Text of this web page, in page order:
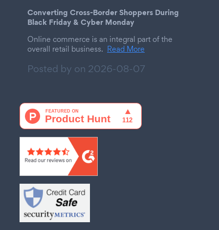
Converting Cross-Border Shoppers During
Black Friday & Cyber Monday
Online commerce is an integral part of the
overall retail business. Read More
Posted by on 2026-08-07